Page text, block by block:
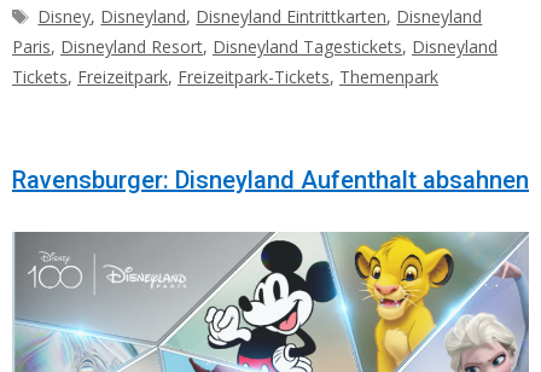
Schlagwörter
Disney, Disneyland, Disneyland Eintrittkarten, Disneyland
Paris, Disneyland Resort, Disneyland Tagestickets, Disneyland
Tickets, Freizeitpark, Freizeitpark-Tickets, Themenpark
Ravensburger: Disneyland Aufenthalt absahnen